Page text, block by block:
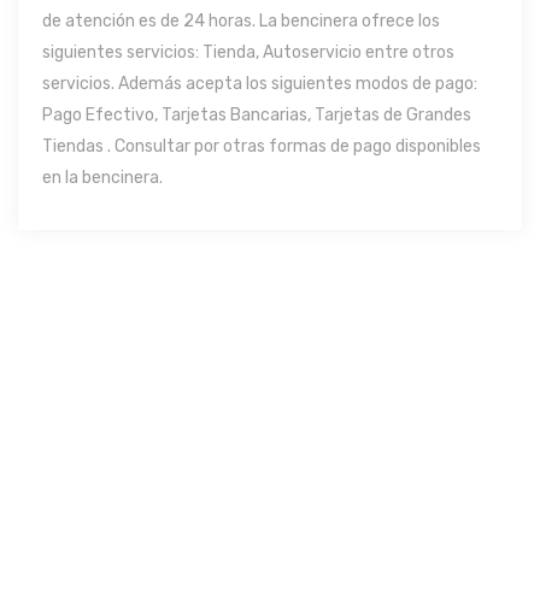
de atención es de 24 horas. La bencinera ofrece los
siguientes servicios: Tienda, Autoservicio entre otros
servicios. Además acepta los siguientes modos de pago:
Pago Efectivo, Tarjetas Bancarias, Tarjetas de Grandes
Tiendas . Consultar por otras formas de pago disponibles
en la bencinera.